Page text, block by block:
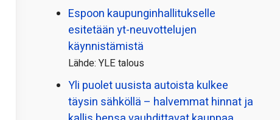
Espoon kaupungin­hallitukselle
esitetään yt-neuvottelujen
käynnistämistä
Lähde: YLE talous
Yli puolet uusista autoista kulkee
täysin sähköllä – halvemmat hinnat ja